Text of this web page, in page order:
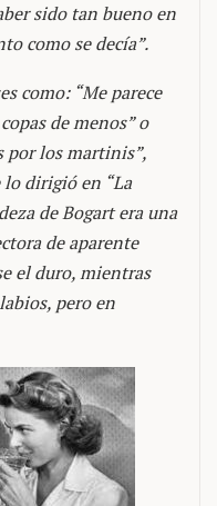
sido tan bueno en
como se decía”.
como: “Me parece
de menos” o
por los martinis”,
lo dirigió en “La
de Bogart era una
de aparente
el duro, mientras
pero en